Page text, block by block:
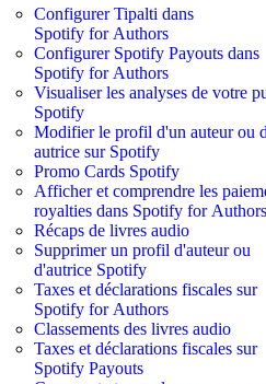
Configurer Tipalti dans
Spotify for Authors
Configurer Spotify Payouts dans
Spotify for Authors
Visualiser les analyses de votre
Spotify
Modifier le profil d'un auteur ou
autrice sur Spotify
Promo Cards Spotify
Afficher et comprendre les
royalties dans Spotify for Authors
Récaps de livres audio
Supprimer un profil d'auteur ou
d'autrice Spotify
Taxes et déclarations fiscales sur
Spotify for Authors
Classements des livres audio
Taxes et déclarations fiscales sur
Spotify Payouts